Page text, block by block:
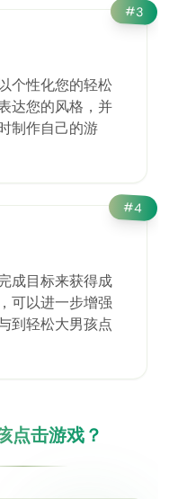
#3
个性化您的轻松
达您的风格，并
制作自己的游
#4
成目标来获得成
可以进一步增强
到轻松大男孩点
点击游戏？